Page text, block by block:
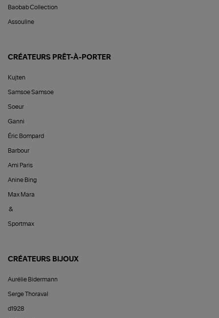
Baobab Collection
Assouline
CRÉATEURS PRÊT-À-PORTER
Kujten
Samsoe Samsoe
Soeur
Ganni
Éric Bompard
Barbour
Ami Paris
Anine Bing
Max Mara
&
Sportmax
CRÉATEURS BIJOUX
Aurélie Bidermann
Serge Thoraval
d1928